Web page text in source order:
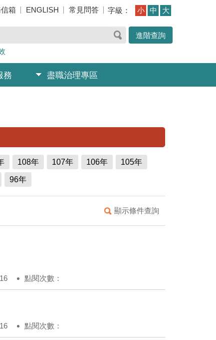
箱 ENGLISH 常見問答 字級： 小 中 大
進階查詢
務 盡職治理專區
108年 107年 106年 105年
96年
顯示條件查詢
點閱次數：
點閱次數：